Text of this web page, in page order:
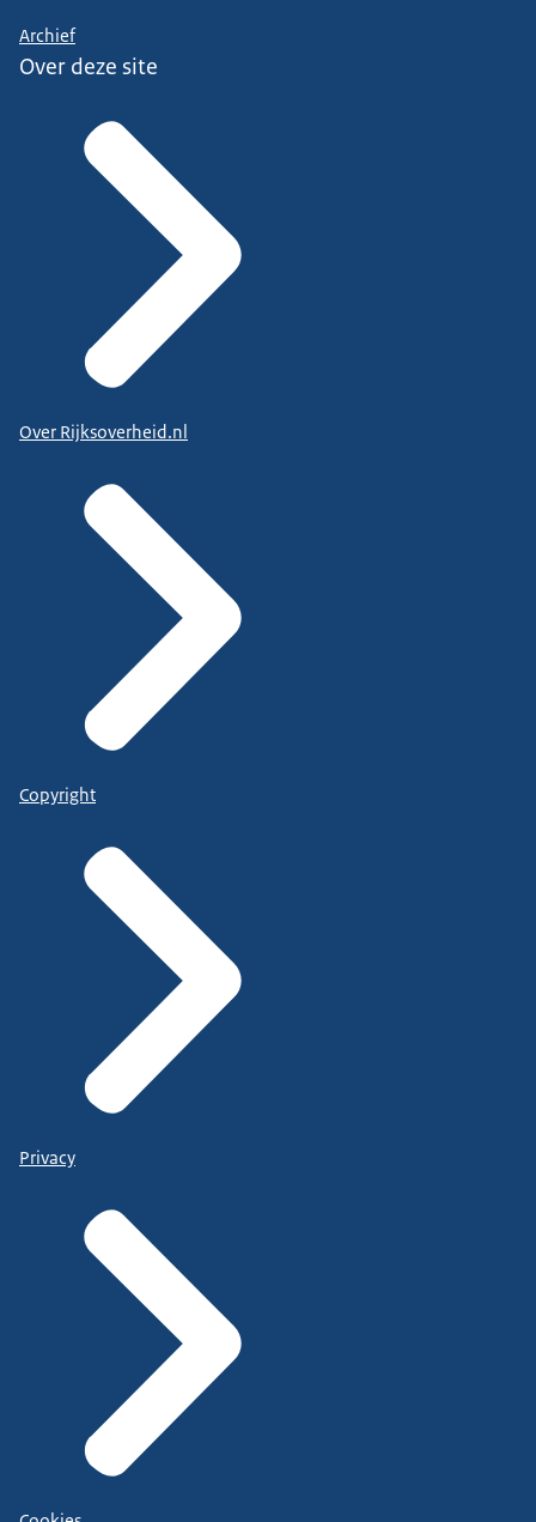
Archief
Over deze site
Over Rijksoverheid.nl
Copyright
Privacy